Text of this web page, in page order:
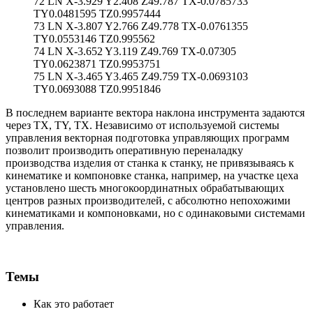
TY0.0481595 TZ0.9957444
73 LN X-3.807 Y2.766 Z49.778 TX-0.0761355
TY0.0553146 TZ0.995562
74 LN X-3.652 Y3.119 Z49.769 TX-0.07305
TY0.0623871 TZ0.9953751
75 LN X-3.465 Y3.465 Z49.759 TX-0.0693103
TY0.0693088 TZ0.9951846
В последнем варианте вектора наклона инструмента задаются
через TX, TY, TX. Независимо от используемой системы
управления векторная подготовка управляющих программ
позволит производить оперативную переналадку
производства изделия от станка к станку, не привязываясь к
кинематике и компоновке станка, например, на участке цеха
установлено шесть многокоординатных обрабатывающих
центров разных производителей, с абсолютно непохожими
кинематиками и компоновками, но с одинаковыми системами
управления.
Темы
Как это работает